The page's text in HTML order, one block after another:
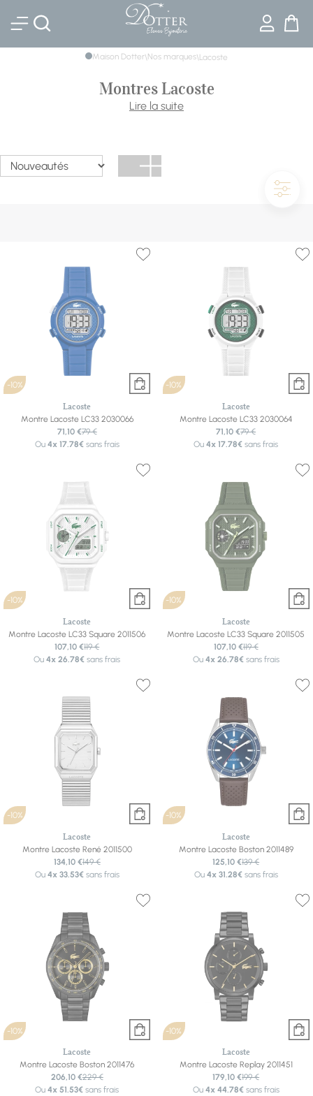
Bijouterie DOTTER
Maison Dotter\Nos marques\Lacoste
Montres Lacoste
Le crocodile a son heure : les montres Lacoste transposent
acier, cuir ou silicone : découvrez notre sélection de
montres Lacoste pour femme et homme.
Lire la suite
-10%
Lacoste
Montre Lacoste LC33 2030066
71,10 €79 €
Ou 4x 17.78€sans frais
-10%
Lacoste
Montre Lacoste LC33 2030064
71,10 €79 €
Ou4x 17.78€ sans frais
-10%
Lacoste
Montre Lacoste LC33 Square 2011506
107,10 €119 €
Ou4x 26.78€ sans frais
-10%
Lacoste
Montre Lacoste LC33 Square 2011505
107,10 €119 €
Ou 4x 26.78€sans frais
-10%
Lacoste
Montre Lacoste René 2011500
134,10 €149 €
Ou 4x 33.53€sans frais
-10%
Lacoste
Montre Lacoste Boston 2011489
125,10 €139 €
Ou 4x 31.28€sans frais
-10%
Lacoste
Montre Lacoste Boston 2011476
206,10 €229 €
Ou4x 51.53€ sans frais
-10%
Lacoste
Montre Lacoste Replay 2011451
179,10 €199 €
Ou 4x 44.78€sans frais